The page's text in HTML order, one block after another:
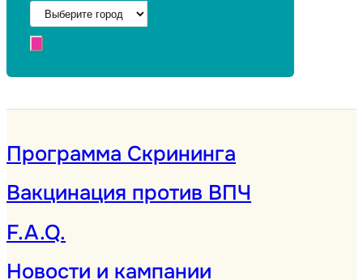
Программа Скрининга
Вакцинация против ВПЧ
F.A.Q.
Новости и кампании